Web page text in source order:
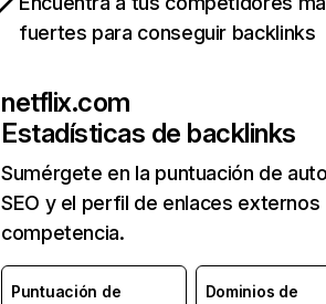
fuertes para conseguir backlinks
netflix.com
Estadísticas de backlinks
Sumérgete en la puntuación de
SEO y el perfil de enlaces externos
competencia.
Puntuación de
Dominios de